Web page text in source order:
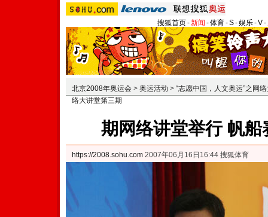
搜狐首页-新闻 -体育-S-娱乐-V-
北京2008年奥运会 > 奥运活动 > “志愿中国，人文奥运”之网
络大讲堂第三期
期网络讲堂举行 帆
https://2008.sohu.com 2007年06月16日16:44 搜狐体育